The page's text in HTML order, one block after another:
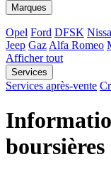
Marques
Opel Ford DFSK
Jeep Gaz Alfa Romeo
Afficher tout
Services
Services après-vente
boursières